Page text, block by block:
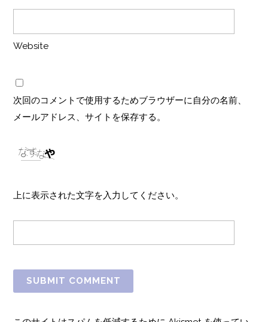
Website
次回のコメントで使用するためブラウザーに自分の名前、
メールアドレス、サイトを保存する。
上に表示された文字を入力してください。